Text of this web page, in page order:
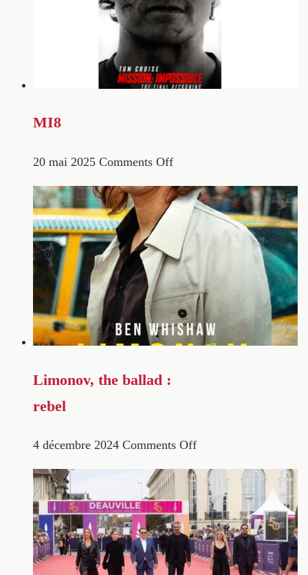
MI8
20 mai 2025 Comments Off
Limonov, the ballad :
rebel
4 décembre 2024 Comments Off